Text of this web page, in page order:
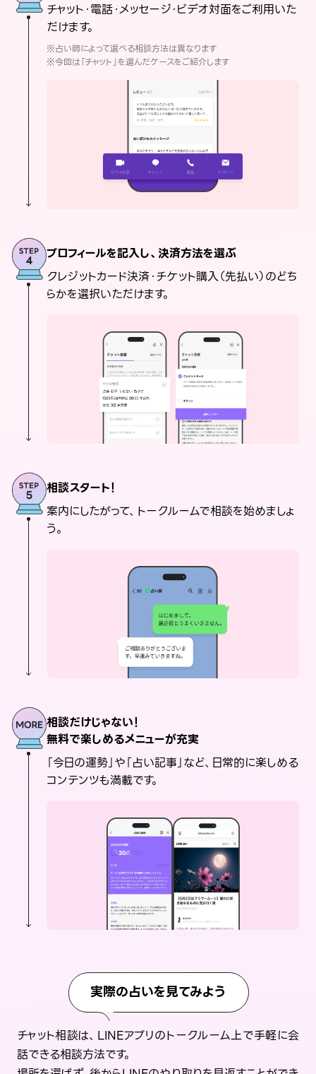
チャット・電話・メッセージ・ビデオ対面をご利用いた
だけます。
※占い師によって選べる相談方法は異なります
※今回は「チャット」を選んだケースをご紹介します
プロフィールを記入し、決済方法を選ぶ
クレジットカード決済・チケット購入（先払い）のどち
らかを選択いただけます。
相談スタート！
案内にしたがって、トークルームで相談を始めましょ
う。
相談だけじゃない！
無料で楽しめるメニューが充実
「今日の運勢」や「占い記事」など、日常的に楽しめる
コンテンツも満載です。
実際の占いを見てみよう
チャット相談は、LINEアプリのトークルーム上で手軽に会
話できる相談方法です。